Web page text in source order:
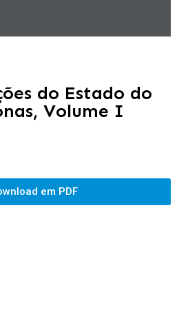
do Estado do
Volume I
em PDF